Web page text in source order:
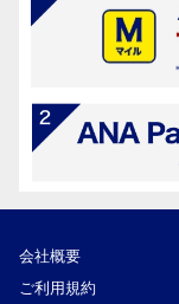
会社概要
ご利用規約